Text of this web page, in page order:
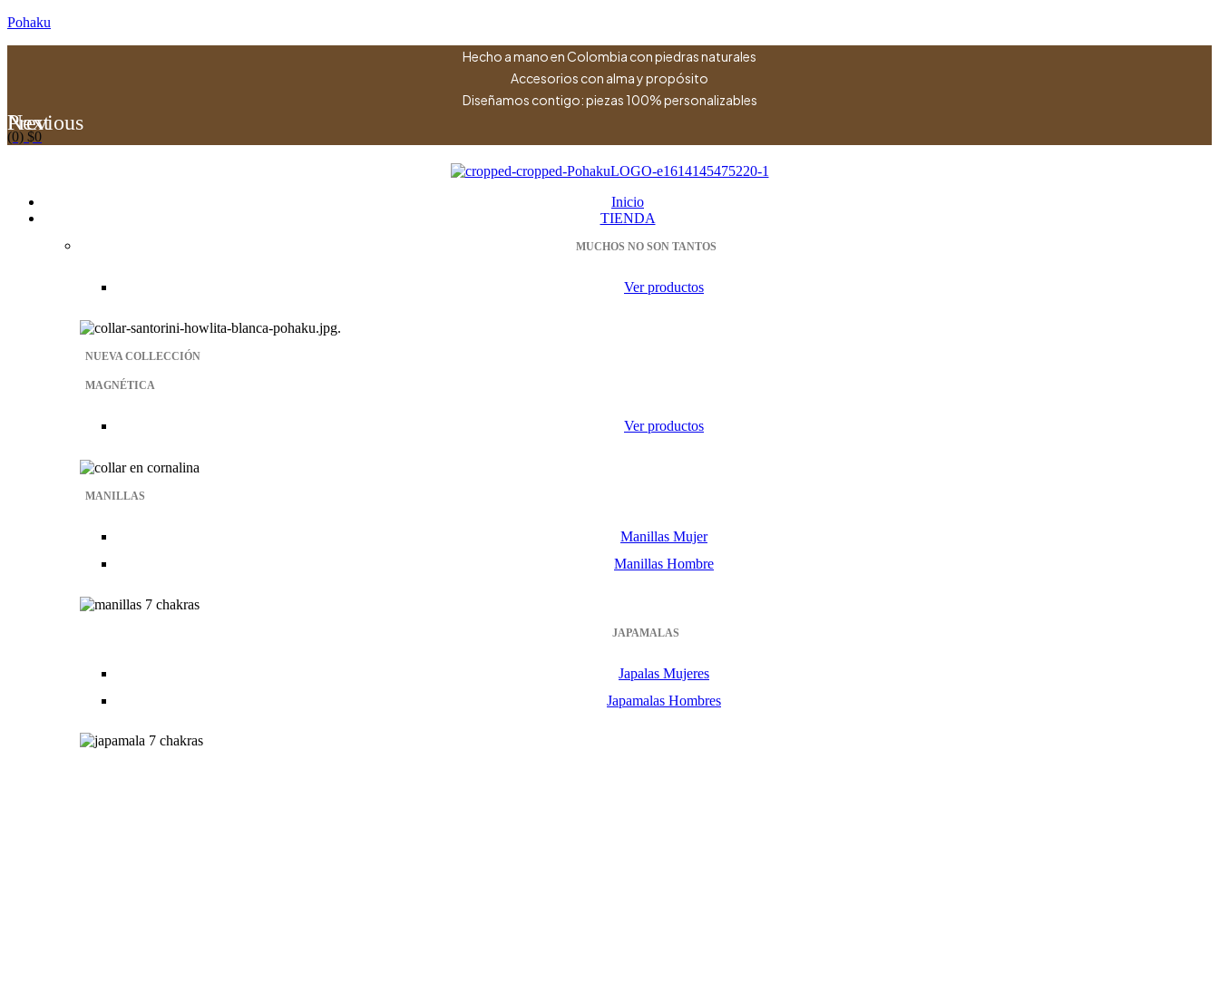
Pohaku
Hecho a mano en Colombia con piedras naturales
Accesorios con alma y propósito
Diseñamos contigo: piezas 100% personalizables
Previous
Next
(0) $0
Inicio
TIENDA
MUCHOS NO SON TANTOS
Ver productos
NUEVA COLLECCIÓN
MAGNÉTICA
Ver productos
MANILLAS
Manillas Mujer
Manillas Hombre
JAPAMALAS
Japalas Mujeres
Japamalas Hombres